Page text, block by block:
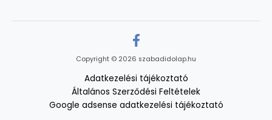
Copyright © 2026 szabadidolap.hu
Adatkezelési tájékoztató
Általános Szerződési Feltételek
Google adsense adatkezelési tájékoztató